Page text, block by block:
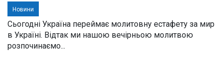
Новини
Сьогодні Україна переймає молитовну естафету за мир
в Україні. Відтак ми нашою вечірньою молитвою
розпочинаємо...